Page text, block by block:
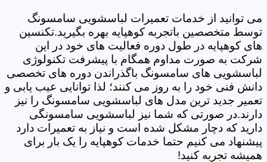
می توانید از خدمات تعمیرات لباسشویی سامسونگ
توسط متخصصین باتجربه کوهپایه بهره بگیرید.تکنسین
های کوهپایه در طول دوره فعالیت های خود در این
شرکت به صورت مداوم همگام با پیشرفت تکنولوژی
لباسشویی های سامسونگ باگذراندن دوره های تخصصی
دانش فنی خود را به روز می کنند؛ لذا توانایی عیب یابی و
تعمیر جدید ترین مدل های لباسشویی سامسونگ را نیز
دارند.در صورتی که شما نیز لباسشویی سامسونگی
دارید که دچار مشکل شده است و نیاز به تعمیرات دارد
پیشنهاد می کنیم حتما خدمات کوهپایه را یک بار برای
همیشه تجربه کنید!